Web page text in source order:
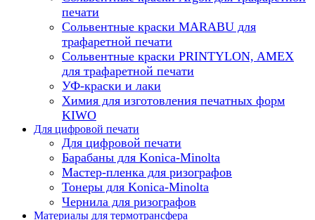
печати
Сольвентные краски MARABU для
трафаретной печати
Сольвентные краски PRINTYLON, AMEX
для трафаретной печати
УФ-краски и лаки
Химия для изготовления печатных форм
KIWO
Для цифровой печати
Для цифровой печати
Барабаны для Konica-Minolta
Мастер-пленка для ризографов
Тонеры для Konica-Minolta
Чернила для ризографов
Материалы для термотрансфера